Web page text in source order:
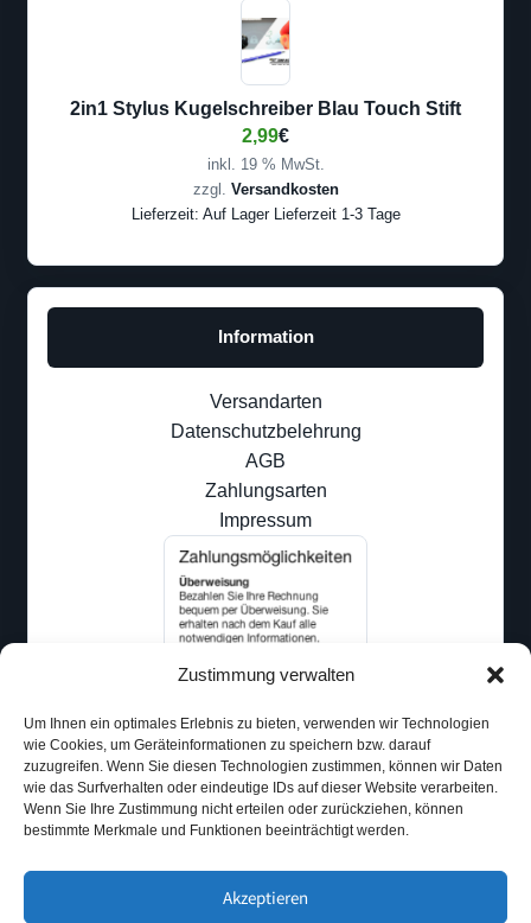
Zustimmung verwalten
Um Ihnen ein optimales Erlebnis zu bieten, verwenden wir Technologien
wie Cookies, um Geräteinformationen zu speichern bzw. darauf
zuzugreifen. Wenn Sie diesen Technologien zustimmen, können wir Daten
wie das Surfverhalten oder eindeutige IDs auf dieser Website verarbeiten.
Wenn Sie Ihre Zustimmung nicht erteilen oder zurückziehen, können
bestimmte Merkmale und Funktionen beeinträchtigt werden.
Akzeptieren
2in1 Stylus Kugelschreiber Blau Touch Stift
2,99€
inkl. 19 % MwSt.
zzgl. Versandkosten
Lieferzeit: Auf Lager Lieferzeit 1-3 Tage
Information
Versandarten
Datenschutzbelehrung
AGB
Zahlungsarten
Impressum